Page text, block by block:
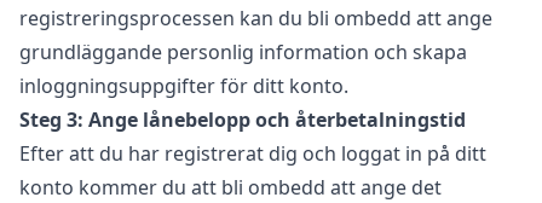
registreringsprocessen kan du bli ombedd att ange
grundläggande personlig information och skapa
inloggningsuppgifter för ditt konto.
Steg 3: Ange lånebelopp och återbetalningstid
Efter att du har registrerat dig och loggat in på ditt
konto kommer du att bli ombedd att ange det